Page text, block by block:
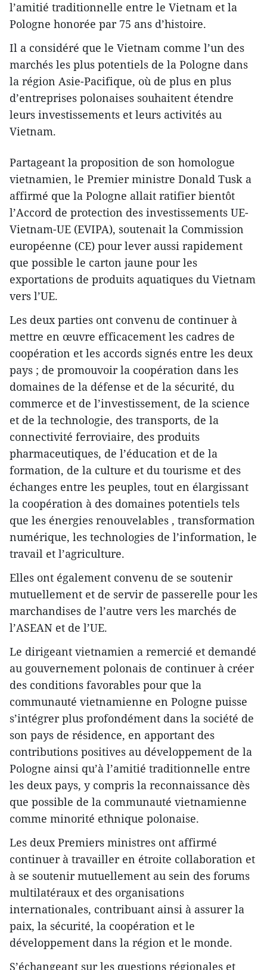
l’amitié traditionnelle entre le Vietnam et la
Pologne honorée par 75 ans d’histoire.
Il a considéré que le Vietnam comme l’un des
marchés les plus potentiels de la Pologne dans
la région Asie-Pacifique, où de plus en plus
d’entreprises polonaises souhaitent étendre
leurs investissements et leurs activités au
Vietnam.
Partageant la proposition de son homologue
vietnamien, le Premier ministre Donald Tusk a
affirmé que la Pologne allait ratifier bientôt
l’Accord de protection des investissements UE-
Vietnam-UE (EVIPA), soutenait la Commission
européenne (CE) pour lever aussi rapidement
que possible le carton jaune pour les
exportations de produits aquatiques du Vietnam
vers l’UE.
Les deux parties ont convenu de continuer à
mettre en œuvre efficacement les cadres de
coopération et les accords signés entre les deux
pays ; de promouvoir la coopération dans les
domaines de la défense et de la sécurité, du
commerce et de l’investissement, de la science
et de la technologie, des transports, de la
connectivité ferroviaire, des produits
pharmaceutiques, de l’éducation et de la
formation, de la culture et du tourisme et des
échanges entre les peuples, tout en élargissant
la coopération à des domaines potentiels tels
que les énergies renouvelables , transformation
numérique, les technologies de l’information, le
travail et l’agriculture.
Elles ont également convenu de se soutenir
mutuellement et de servir de passerelle pour les
marchandises de l’autre vers les marchés de
l’ASEAN et de l’UE.
Le dirigeant vietnamien a remercié et demandé
au gouvernement polonais de continuer à créer
des conditions favorables pour que la
communauté vietnamienne en Pologne puisse
s’intégrer plus profondément dans la société de
son pays de résidence, en apportant des
contributions positives au développement de la
Pologne ainsi qu’à l’amitié traditionnelle entre
les deux pays, y compris la reconnaissance dès
que possible de la communauté vietnamienne
comme minorité ethnique polonaise.
Les deux Premiers ministres ont affirmé
continuer à travailler en étroite collaboration et
à se soutenir mutuellement au sein des forums
multilatéraux et des organisations
internationales, contribuant ainsi à assurer la
paix, la sécurité, la coopération et le
développement dans la région et le monde.
S’échangeant sur les questions régionales et